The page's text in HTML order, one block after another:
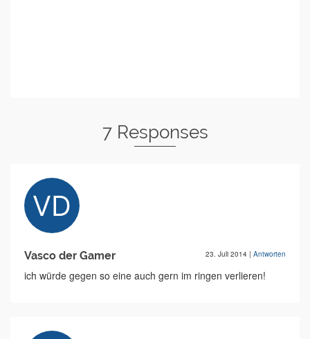
7 Responses
Vasco der Gamer 23. Juli 2014 | Antworten
ich würde gegen so eine auch gern im ringen verlieren!